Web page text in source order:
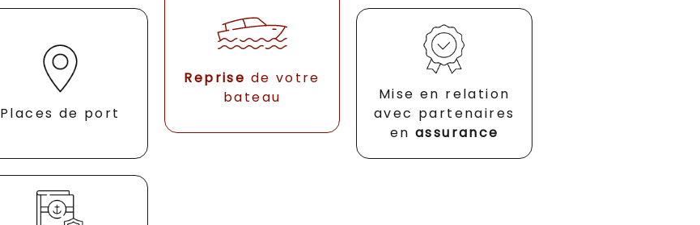
Places de port
Reprise de votre
bateau
Mise en relation
avec partenaires
en assurance